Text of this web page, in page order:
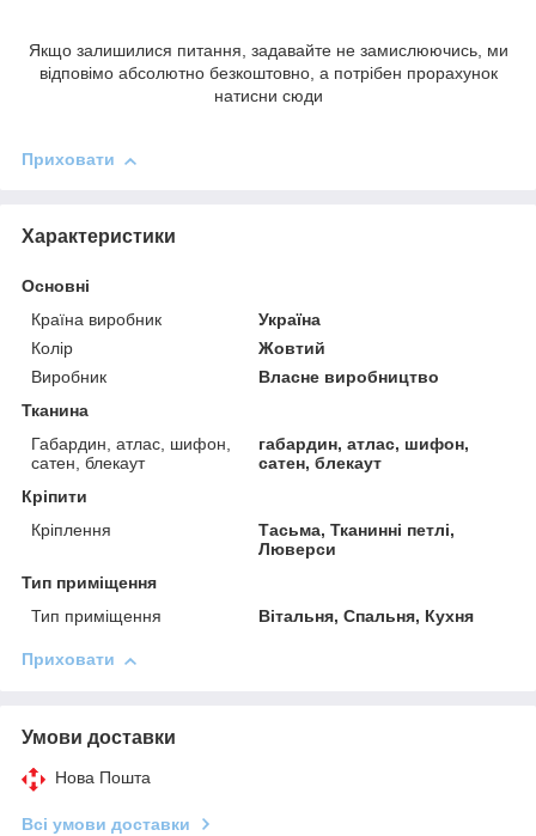
Якщо залишилися питання, задавайте не замислюючись, ми
відповімо абсолютно безкоштовно, а потрібен прорахунок
натисни сюди
Приховати
Характеристики
Основні
Країна виробник
Україна
Колір
Жовтий
Виробник
Власне виробництво
Тканина
Габардин, атлас, шифон,
сатен, блекаут
габардин, атлас, шифон,
сатен, блекаут
Кріпити
Кріплення
Тасьма, Тканинні петлі,
Люверси
Тип приміщення
Тип приміщення
Вітальня, Спальня, Кухня
Приховати
Умови доставки
Нова Пошта
Всі умови доставки